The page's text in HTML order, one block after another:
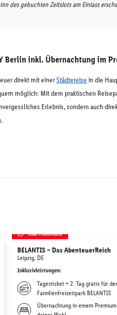
des gebuchten Zeitslots am Einlass
Berlin inkl. Übernachtung im
direkt mit einerStädtereise in die
möglich: Mit dem praktischen
Erlebnis, sondern auch
inkl. Frühstück
BELANTIS – Das AbenteuerReich
Leipzig, DE
Inklusivleistungen:
Tagesticket + 2. Tag gratis für
Familienfreizeitpark BELANTIS
Übernachtung in einem